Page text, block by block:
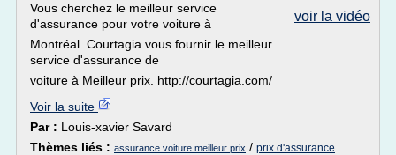
voir la vidéo
Vous cherchez le meilleur service
d'assurance pour votre voiture à
Montréal. Courtagia vous fournir le meilleur
service d'assurance de
voiture à Meilleur prix. http://courtagia.com/
Voir la suite
Par : Louis-xavier Savard
Thèmes liés : assurance voiture meilleur prix / prix d'assurance